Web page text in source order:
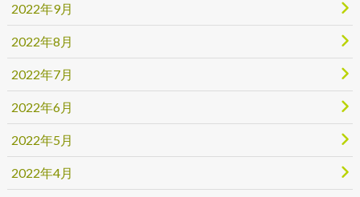
2022年9月
2022年8月
2022年7月
2022年6月
2022年5月
2022年4月